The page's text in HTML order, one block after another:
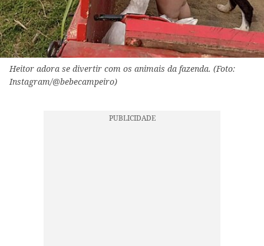
Heitor adora se divertir com os animais da fazenda. (Foto:
Instagram/@bebecampeiro)